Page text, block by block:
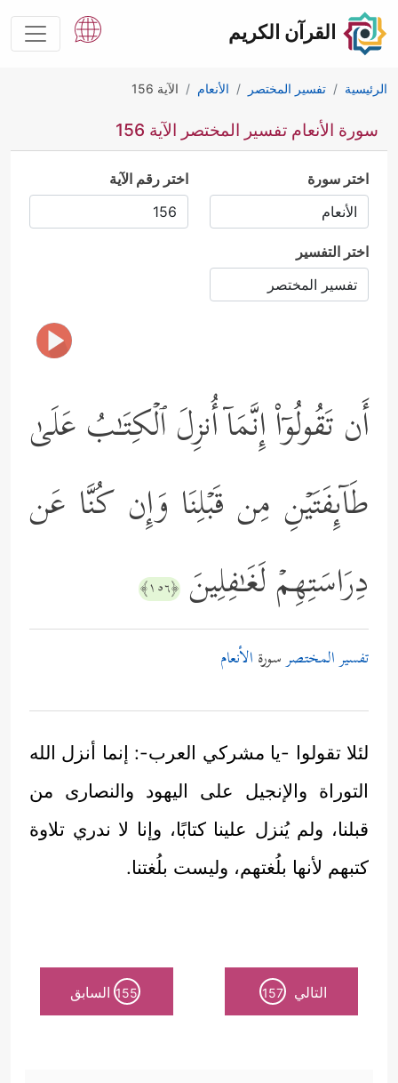
القرآن الكريم
الرئيسية تفسير المختصر الأنعام الآية 156
سورة الأنعام تفسير المختصر الآية 156
اختر سورة اختر رقم الآية
اختر التفسير
أَن تَقُولُوۤاْ إِنَّمَاۤ أُنزِلَ ٱلۡكِتَـٰبُ عَلَىٰ
طَاۤىِٕفَتَیۡنِ مِن قَبۡلِنَا وَإِن كُنَّا عَن
دِرَاسَتِهِمۡ لَغَـٰفِلِینَ ﴿١٥٦﴾
تفسير المختصرسورة الأنعام
لئلا تقولوا -يا مشركي العرب-: إنما أنزل الله
التوراة والإنجيل على اليهود والنصارى من
قبلنا، ولم يُنزل علينا كتابًا، وإنا لا ندري تلاوة
كتبهم لأنها بلُغتهم، وليست بلُغتنا.
التالي 157
155 السابق